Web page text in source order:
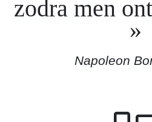
zodra men
Napoleon